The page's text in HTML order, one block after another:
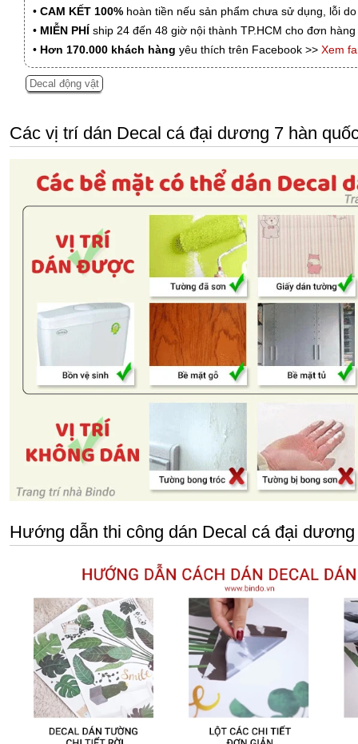
• CAM KẾT 100% hoàn tiền nếu sản phẩm chưa sử dụng, lỗi
• MIỄN PHÍ ship 24 đến 48 giờ nội thành TP.HCM cho đơn
• Hơn 170.000 khách hàng yêu thích trên Facebook >> Xem
Decal động vật
Các vị trí dán Decal cá đại dương 7 hàn
Hướng dẫn thi công dán Decal cá đại